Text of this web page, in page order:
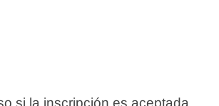
si la inscripción es aceptada